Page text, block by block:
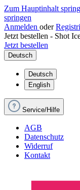
Zum Hauptinhalt
springen
Anmelden oder
Jetzt bestellen - Shot
Jetzt bestellen
Deutsch
Deutsch
English
Service/Hilfe
AGB
Datenschutz
Widerruf
Kontakt